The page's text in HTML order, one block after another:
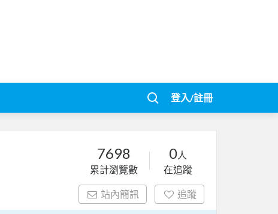
登入/註冊
7698
累計瀏覽數
0人
在追蹤
站內簡訊 追蹤